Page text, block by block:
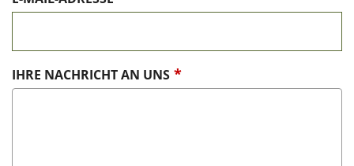
IHRE NACHRICHT AN UNS *